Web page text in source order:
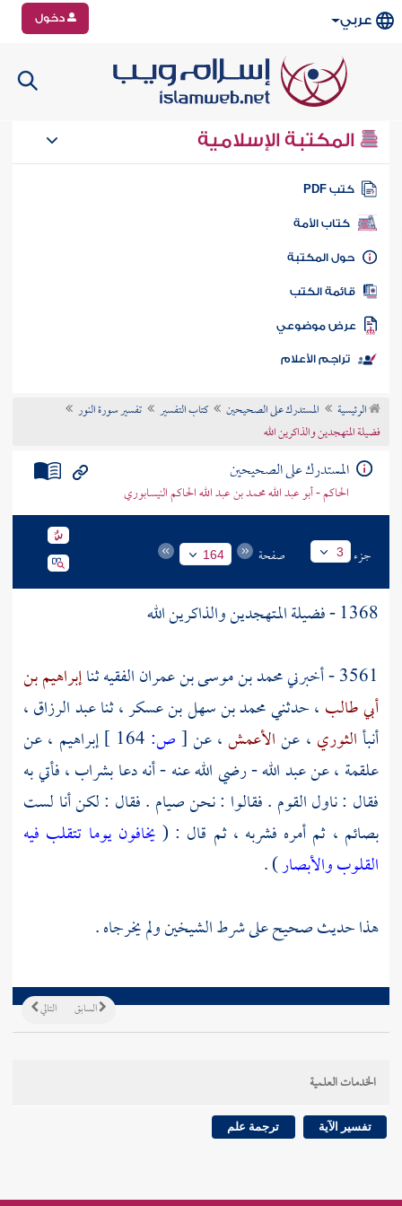
عربي دخول
المكتبة الإسلامية
كتب PDF
كتاب الأمة
المكتبة
الكتب
موضوعي
تراجم الأعلام
الرئيسية المستدرك على الصحيحين كتاب التفسير
تفسير سورة النور
فضيلة المتهجدين والذاكرين الله
المستدرك على الصحيحين
الحاكم - أبو عبد الله محمد بن عبد الله الحاكم النيسابوري
جزء 3 صفحة 164
1368 - فضيلة المتهجدين والذاكرين الله
3561 - أخبرني
محمد بن موسى بن عمران الفقيهثناإبراهيم بن
أبي طالب ، حدثنيمحمد بن سهل بن عسكر، ثناعبد الرزاق،
أنبأالثوري ، عنالأعمش، عن[ص: إبراهيم ، عن
علقمة ، عنعبد الله- رضي الله عنه - أنه دعا بشراب ، فأتي به
فقال : ناول القوم . فقالوا : نحن صيام . فقال : لكن أنا لست
بصائم ، ثم أمره فشربه ، ثم قال : ( يخافون يوما تتقلب فيه
القلوب والأبصار) .
هذا حديث صحيح على شرط الشيخين ولم يخرجاه .
التالي السابق
الخدمات العلمية
تفسير الآية ترجمة علم